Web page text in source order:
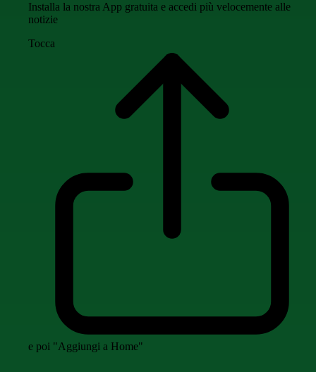
Installa la nostra App gratuita e accedi più velocemente alle
notizie
Tocca
e poi "Aggiungi a Home"